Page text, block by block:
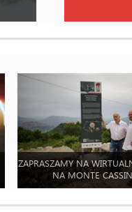
ZAPRASZAMY NA
NA MONTE